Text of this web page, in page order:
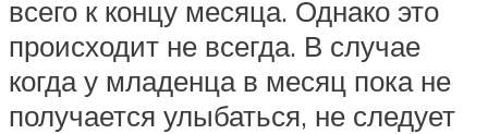
всего к концу месяца. Однако это
происходит не всегда. В случае
когда у младенца в месяц пока не
получается улыбаться, не следует